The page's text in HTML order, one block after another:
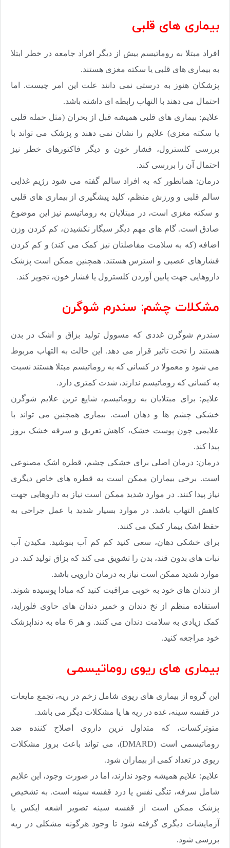
بیماری های قلبی
افراد مبتلا به روماتیسم بیش از دیگر افراد جامعه در خطر ابتلا
به بیماری های قلبی یا سکته مغزی هستند.
پزشکان هنوز به درستی نمی دانند علت این امر چیست. اما
احتمال می دهند با التهاب رابطه ای داشته باشد.
علایم: بیماری های قلبی همیشه قبل از بحران (مثل حمله قلبی
یا سکته مغزی) علایم را نشان نمی دهند و پزشک می تواند با
بررسی کلسترول، فشار خون و دیگر فاکتورهای خطر نیز
احتمال آن را بررسی کند.
درمان: همانطور که به افراد سالم گفته می شود رژیم غذایی
سالم قلبی و ورزش منظم، کلید پیشگیری از بیماری های قلبی
و سکته مغزی است، در مبتلایان به روماتیسم نیز این موضوع
صادق است. گام های مهم دیگر سیگار نکشیدن، کم کردن وزن
اضافه (که به سلامت مفاصلتان نیز کمک می کند) و کم کردن
فشارهای عصبی و استرس هستند. همچنین ممکن است پزشک
داروهایی جهت پایین آوردن کلسترول یا فشار خون، تجویز کند.
مشکلات چشم: سندرم شوگرن
سندرم شوگرن غددی که مسوول تولید بزاق و اشک در بدن
هستند را تحت تاثیر قرار می دهد. این حالت به التهاب مربوط
می شود و معمولا در کسانی که به روماتیسم مبتلا هستند نسبت
به کسانی که روماتیسم ندارند، شدت کمتری دارد.
علایم: برای مبتلایان به روماتیسم، شایع ترین علایم شوگرن
خشکی چشم ها و دهان است. بیماری همچنین می تواند با
علایمی چون پوست خشک، کاهش تعریق و سرفه خشک بروز
پیدا کند.
درمان: درمان اصلی برای خشکی چشم، قطره اشک مصنوعی
است. برخی بیماران ممکن است به قطره های خاص دیگری
نیاز پیدا کنند. در موارد شدید ممکن است نیاز به داروهایی جهت
کاهش التهاب باشد. در موارد بسیار شدید با عمل جراحی به
حفظ اشک بیمار کمک می کنند.
برای خشکی دهان، سعی کنید کم کم آب بنوشید. مکیدن آب
نبات های بدون قند، بدن را تشویق می کند که بزاق تولید کند. در
موارد شدید ممکن است نیاز به درمان دارویی باشد.
از دندان های خود به خوبی مراقبت کنید که مبادا پوسیده شوند.
استفاده منظم از نخ دندان و خمیر دندان های حاوی فلوراید،
کمک زیادی به سلامت دندان می کنند. و هر 6 ماه به دنداپزشک
خود مراجعه کنید.
بیماری های ریوی روماتیسمی
این گروه از بیماری های ریوی شامل زخم در ریه، تجمع مایعات
در قفسه سینه، غده در ریه ها یا مشکلات دیگر می باشد.
متوترکسات، که متداول ترین داروی اصلاح کننده ضد
روماتیسمی است (DMARD)، می تواند باعث بروز مشکلات
ریوی در تعداد کمی از بیماران شود.
علایم: علایم همیشه وجود ندارند، اما در صورت وجود، این علایم
شامل سرفه، تنگی نفس یا درد قفسه سینه است. به تشخیص
پزشک ممکن است از قفسه سینه تصویر اشعه ایکس یا
آزمایشات دیگری گرفته شود تا وجود هرگونه مشکلی در ریه
بررسی شود.